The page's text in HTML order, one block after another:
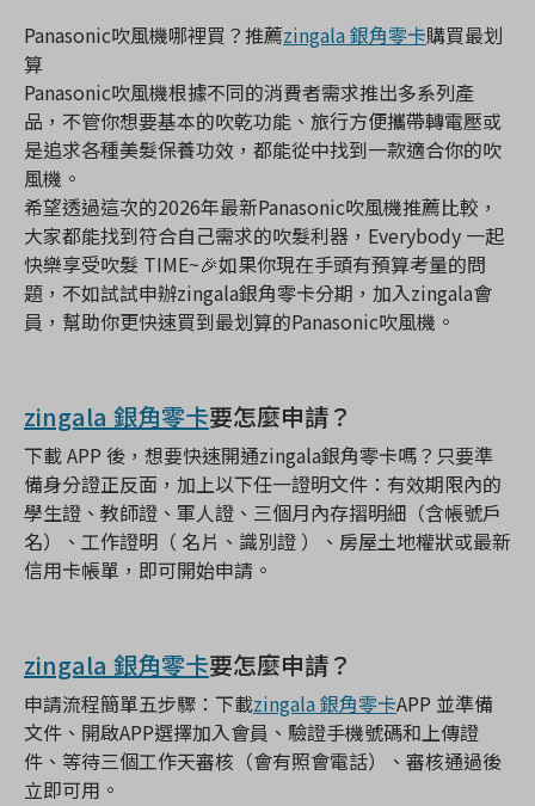
Panasonic吹風機哪裡買？推薦zingala 銀角零卡購買最划
算
Panasonic吹風機根據不同的消費者需求推出多系列產
品，不管你想要基本的吹乾功能、旅行方便攜帶轉電壓或
是追求各種美髮保養功效，都能從中找到一款適合你的吹
風機。
希望透過這次的2026年最新Panasonic吹風機推薦比較，
大家都能找到符合自己需求的吹髮利器，Everybody 一起
快樂享受吹髮 TIME~🎉如果你現在手頭有預算考量的問
題，不如試試申辦zingala銀角零卡分期，加入zingala會
員，幫助你更快速買到最划算的Panasonic吹風機。
zingala 銀角零卡要怎麼申請？
下載 APP 後，想要快速開通zingala銀角零卡嗎？只要準
備身分證正反面，加上以下任一證明文件：有效期限內的
學生證、教師證、軍人證、三個月內存摺明細（含帳號戶
名）、工作證明（ 名片、識別證 ）、房屋土地權狀或最新
信用卡帳單，即可開始申請。
zingala 銀角零卡要怎麼申請？
申請流程簡單五步驟：下載zingala 銀角零卡APP 並準備
文件、開啟APP選擇加入會員、驗證手機號碼和上傳證
件、等待三個工作天審核（會有照會電話）、審核通過後
立即可用。